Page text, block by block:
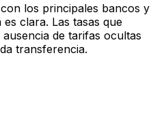
los principales bancos y
clara. Las tasas que
de tarifas ocultas
transferencia.